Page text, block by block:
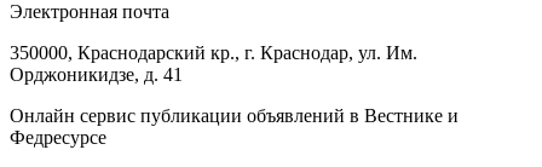
Электронная почта
350000, Краснодарский кр., г. Краснодар, ул. Им.
Орджоникидзе, д. 41
Онлайн сервис публикации объявлений в Вестнике и
Федресурсе